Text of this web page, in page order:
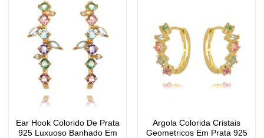
Ear Hook Colorido De Prata
925 Luxuoso Banhado Em
Argola Colorida Cristais
Geometricos Em Prata 925